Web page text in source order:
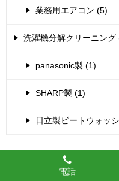
業務用エアコン (5)
洗濯機分解クリーニング
panasonic製 (1)
SHARP製 (1)
日立製ビートウォッ
YouTube動画【おそう
電話